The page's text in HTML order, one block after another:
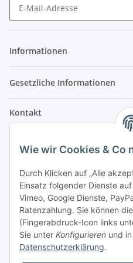
Informationen
Gesetzliche Informationen
Kontakt
Im Weiherfeld 10
Montag bis Freitag
Ladengeschäft: 8.00 Uhr -
Werkstatt: 7.30 Uhr - 16.30 Uhr
Samstag
Wie wir Cookies & Co
Durch Klicken auf „Alle
Einsatz folgender Dienste
Vimeo, Google Dienste,
Ratenzahlung. Sie können
(Fingerabdruck-Icon links
Sie unter Konfigurieren und
Datenschutzerklärung.